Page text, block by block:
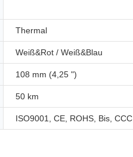
Thermal
Weiß&Rot / Weiß&Blau
108 mm (4,25 ")
50 km
ISO9001, CE, ROHS, Bis, CCC